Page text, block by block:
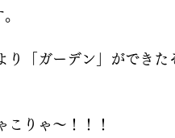
り「ガーデン」ができ
こりゃ〜！！！